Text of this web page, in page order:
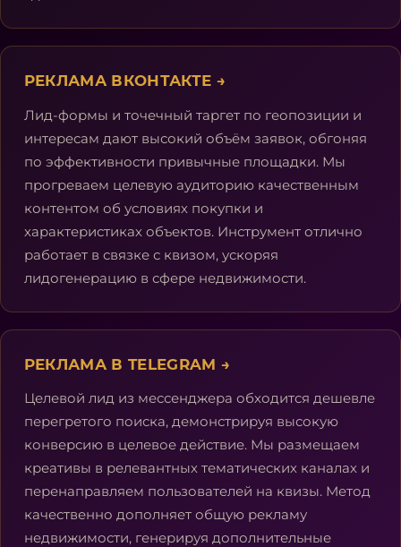
РЕКЛАМА ВКОНТАКТЕ →
Лид-формы и точечный таргет по геопозиции и
интересам дают высокий объём заявок, обгоняя
по эффективности привычные площадки. Мы
прогреваем целевую аудиторию качественным
контентом об условиях покупки и
характеристиках объектов. Инструмент отлично
работает в связке с квизом, ускоряя
лидогенерацию в сфере недвижимости.
РЕКЛАМА В TELEGRAM →
Целевой лид из мессенджера обходится дешевле
перегретого поиска, демонстрируя высокую
конверсию в целевое действие. Мы размещаем
креативы в релевантных тематических каналах и
перенаправляем пользователей на квизы. Метод
качественно дополняет общую рекламу
недвижимости, генерируя дополнительные